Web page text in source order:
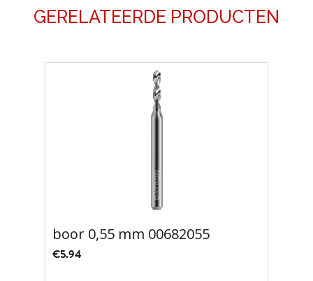
GERELATEERDE PRODUCTEN
boor 0,55 mm 00682055
€5.94